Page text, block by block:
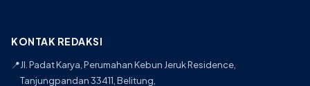
KONTAK REDAKSI
📍Jl. Padat Karya, Perumahan Kebun Jeruk Residence,
Tanjungpandan 33411, Belitung,